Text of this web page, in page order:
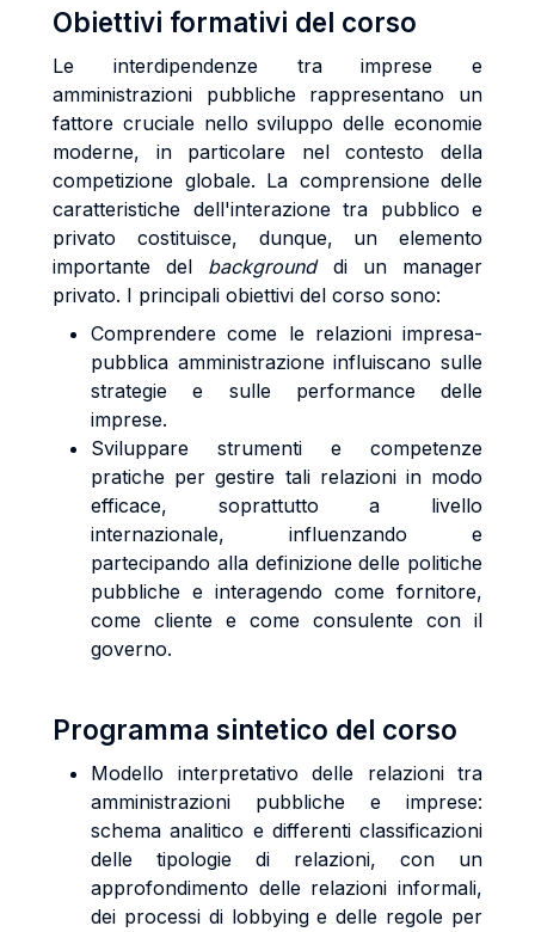
Obiettivi formativi del corso
Le interdipendenze tra imprese e
amministrazioni pubbliche rappresentano un
fattore cruciale nello sviluppo delle economie
moderne, in particolare nel contesto della
competizione globale. La comprensione delle
caratteristiche dell'interazione tra pubblico e
privato costituisce, dunque, un elemento
importante del background di un manager
privato. I principali obiettivi del corso sono:
Comprendere come le relazioni impresa-
pubblica amministrazione influiscano sulle
strategie e sulle performance delle
imprese.
Sviluppare strumenti e competenze
pratiche per gestire tali relazioni in modo
efficace, soprattutto a livello
internazionale, influenzando e
partecipando alla definizione delle politiche
pubbliche e interagendo come fornitore,
come cliente e come consulente con il
governo.
Programma sintetico del corso
Modello interpretativo delle relazioni tra
amministrazioni pubbliche e imprese:
schema analitico e differenti classificazioni
delle tipologie di relazioni, con un
approfondimento delle relazioni informali,
dei processi di lobbying e delle regole per